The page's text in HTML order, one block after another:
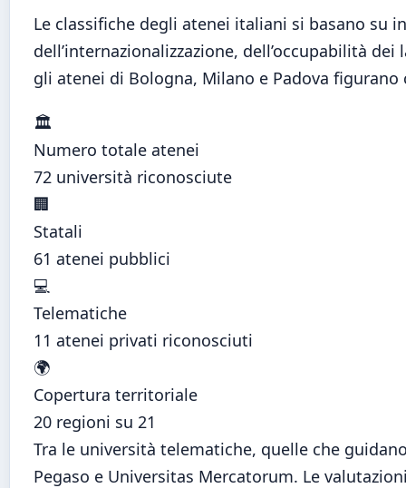
Le classifiche degli atenei italiani si basano su
dell’internazionalizzazione, dell’occupabilità
gli atenei di Bologna, Milano e Padova
🏛️
Numero totale atenei
72 università riconosciute
🏢
Statali
61 atenei pubblici
💻
Telematiche
11 atenei privati riconosciuti
🌍
Copertura territoriale
20 regioni su 21
Tra le università telematiche, quelle che
Pegaso e Universitas Mercatorum. Le